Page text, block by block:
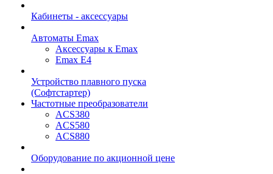
Кабинеты - аксессуары
Автоматы Emax
Аксессуары к Emax
Emax E4
Устройство плавного пуска
(Софтстартер)
Частотные преобразователи
ACS380
ACS580
ACS880
Оборудование по акционной цене